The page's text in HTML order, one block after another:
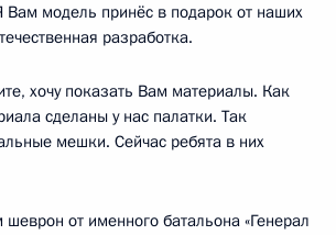
Вам модель принёс в подарок от наших
разработка.
хочу показать Вам материалы. Как
сделаны у нас палатки. Так
мешки. Сейчас ребята в них
от именного батальона «Генерал